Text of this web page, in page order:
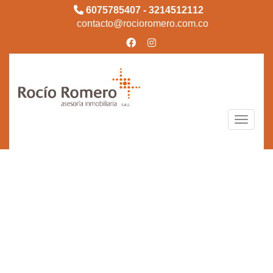
6075785407 - 3214512112
contacto@rocioromero.com.co
Toggle